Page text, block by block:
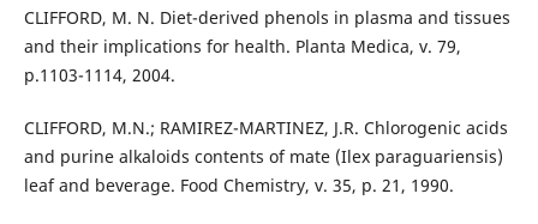
CLIFFORD, M. N. Diet-derived phenols in plasma and tissues
and their implications for health. Planta Medica, v. 79,
p.1103-1114, 2004.
CLIFFORD, M.N.; RAMIREZ-MARTINEZ, J.R. Chlorogenic acids
and purine alkaloids contents of mate (Ilex paraguariensis)
leaf and beverage. Food Chemistry, v. 35, p. 21, 1990.